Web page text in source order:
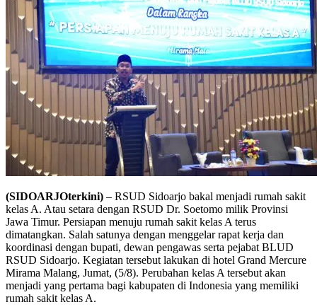
(SIDOARJOterkini) – RSUD Sidoarjo bakal menjadi rumah sakit
kelas A. Atau setara dengan RSUD Dr. Soetomo milik Provinsi
Jawa Timur. Persiapan menuju rumah sakit kelas A terus
dimatangkan. Salah satunya dengan menggelar rapat kerja dan
koordinasi dengan bupati, dewan pengawas serta pejabat BLUD
RSUD Sidoarjo. Kegiatan tersebut lakukan di hotel Grand Mercure
Mirama Malang, Jumat, (5/8). Perubahan kelas A tersebut akan
menjadi yang pertama bagi kabupaten di Indonesia yang memiliki
rumah sakit kelas A.